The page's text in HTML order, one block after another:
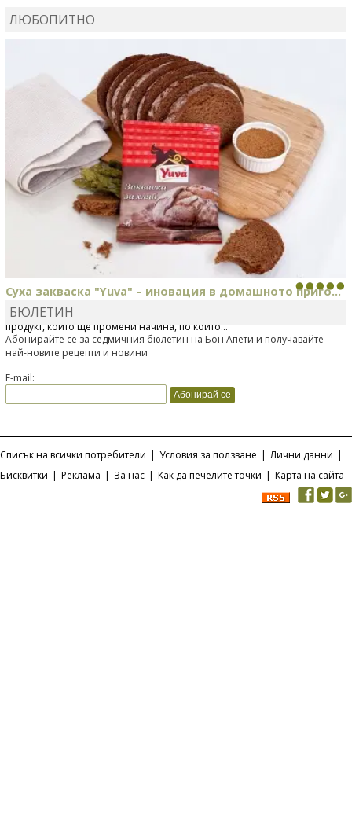
ЛЮБОПИТНО
Суха закваска "Yuva" – иновация в домашното приго...
Отскоро Лесафр България стартира предлагането на изцяло нов
продукт, който ще промени начина, по който...
БЮЛЕТИН
Абонирайте се за седмичния бюлетин на Бон Апети и получавайте
най-новите рецепти и новини
E-mail:
Списък на всички потребители Условия за ползване Лични данни
Бисквитки
Реклама За нас Как да печелите точки Карта на сайта